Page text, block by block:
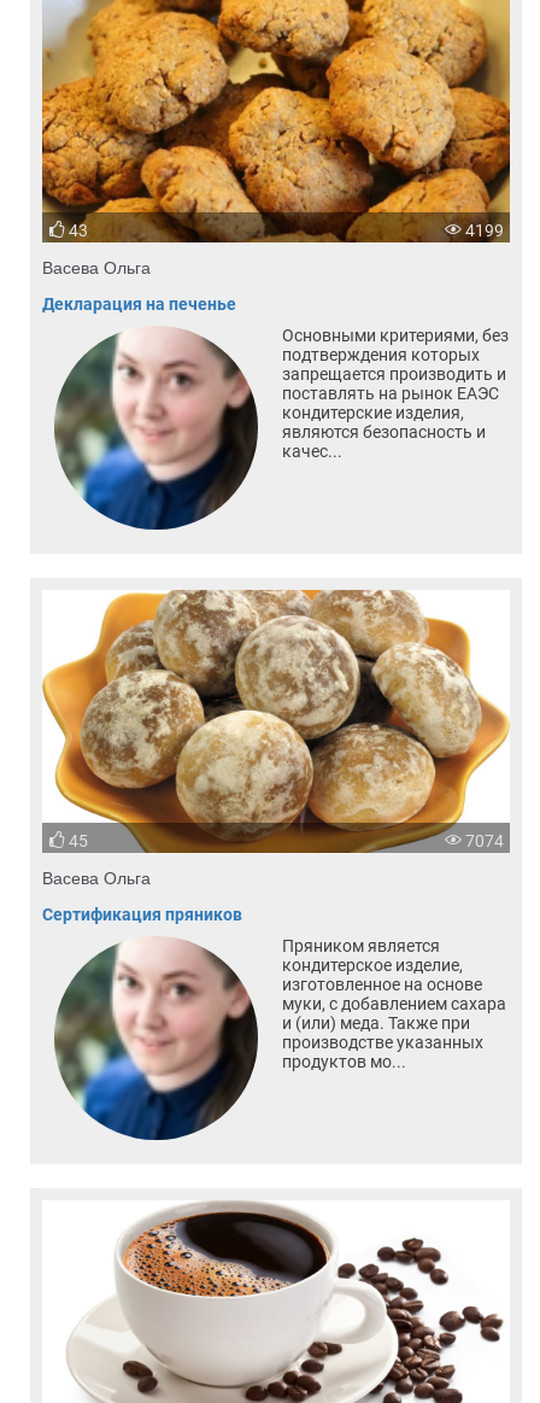
43 4199
Васева Ольга
Декларация на печенье
Основными критериями, без
подтверждения которых
запрещается производить и
поставлять на рынок ЕАЭС
кондитерские изделия,
являются безопасность и
качес...
45 7074
Васева Ольга
Сертификация пряников
Пряником является
кондитерское изделие,
изготовленное на основе
муки, с добавлением сахара
и (или) меда. Также при
производстве указанных
продуктов мо...